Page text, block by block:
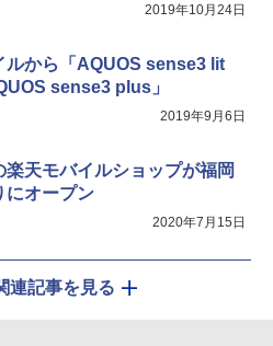
2019年10月24日
ルから「AQUOS sense3 lit
sense3 plus」
2019年9月6日
楽天モバイルショップが福岡
にオープン
2020年7月15日
連記事を見る